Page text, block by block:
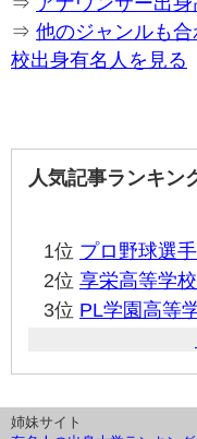
⇒ 他のジャンルも
校出身有名人を見る
人気記事ランキン
1位 プロ野球選
2位 享栄高等学
3位 PL学園高等
姉妹サイト